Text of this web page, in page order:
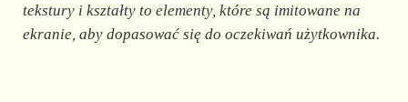
tekstury i kształty to elementy, które są imitowane na
ekranie, aby dopasować się do oczekiwań użytkownika.